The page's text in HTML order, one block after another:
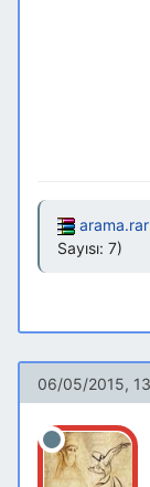
arama.rar
Sayısı: 7)
06/05/2015,